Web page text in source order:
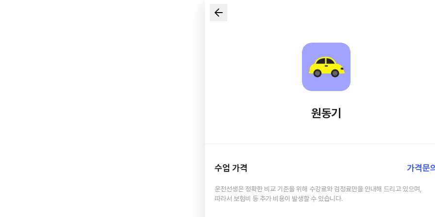
원동기
수업 가격 가격문
운전선생은 정확한 비교 기준을 위해 수강료와 검정료만을 안내해 드리고 있으며,
따라서 보험비 등 추가 비용이 발생할 수 있습니다.